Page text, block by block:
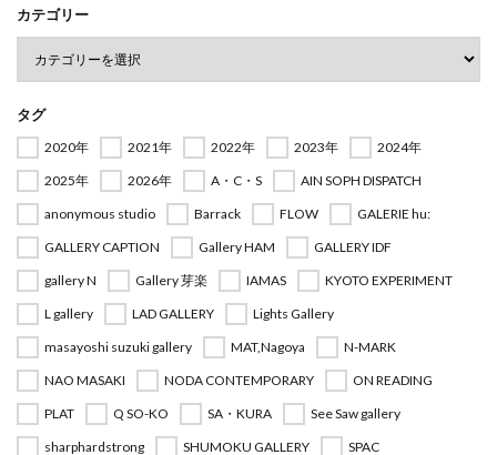
カテゴリー
タグ
2020年 2021年 2022年 2023年
2024年
2025年
2026年 A・C・S
AIN SOPH DISPATCH
anonymous studio
Barrack FLOW
GALERIE hu:
GALLERY CAPTION
Gallery HAM
GALLERY IDF
gallery N
Gallery 芽楽 IAMAS
KYOTO EXPERIMENT
L gallery
LAD GALLERY
Lights Gallery
masayoshi suzuki gallery
MAT,Nagoya
N-MARK
NAO MASAKI
NODA CONTEMPORARY
ON READING
PLAT
Q SO-KO SA・KURA
See Saw gallery
sharphardstrong
SHUMOKU GALLERY SPAC